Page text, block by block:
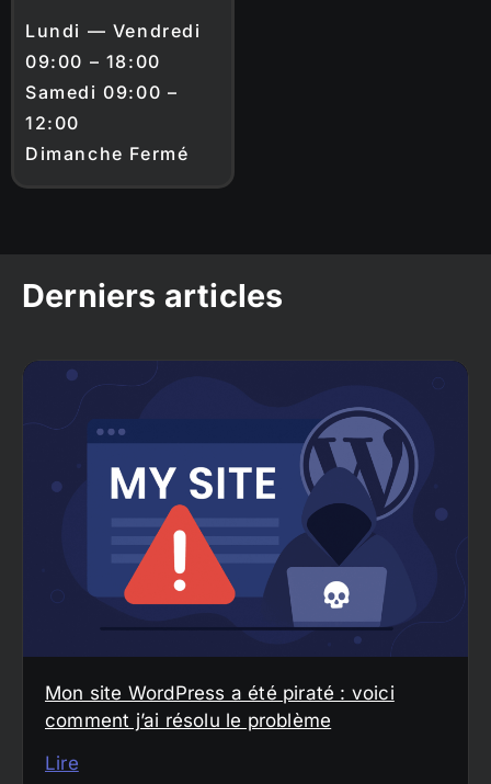
Lundi — Vendredi
09:00 – 18:00
Samedi 09:00 –
12:00
Dimanche Fermé
Derniers articles
Mon site WordPress a été piraté : voici
comment j’ai résolu le problème
Lire